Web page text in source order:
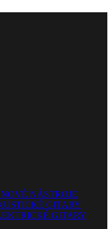
NÁSTROJE
GITARY
GITARY